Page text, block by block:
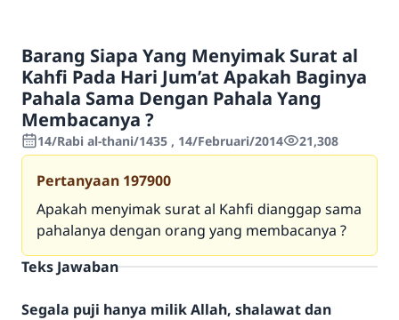
Barang Siapa Yang Menyimak Surat al
Kahfi Pada Hari Jum’at Apakah Baginya
Pahala Sama Dengan Pahala Yang
Membacanya ?
14/Rabi al-thani/1435 , 14/Februari/2014 21,308
Pertanyaan 197900
Apakah menyimak surat al Kahfi dianggap sama
pahalanya dengan orang yang membacanya ?
Teks Jawaban
Segala puji hanya milik Allah, shalawat dan